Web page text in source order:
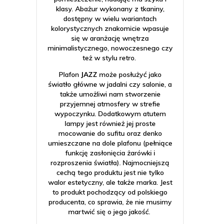
klasy. Abażur wykonany z tkaniny,
dostępny w wielu wariantach
kolorystycznych znakomicie wpasuje
się w aranżację wnętrza
minimalistycznego, nowoczesnego czy
też w stylu retro.
Plafon JAZZ może posłużyć jako
światło główne w jadalni czy salonie, a
także umożliwi nam stworzenie
przyjemnej atmosfery w strefie
wypoczynku. Dodatkowym atutem
lampy jest również jej proste
mocowanie do sufitu oraz denko
umieszczane na dole plafonu (pełniące
funkcję zasłonięcia żarówki i
rozproszenia światła). Najmocniejszą
cechą tego produktu jest nie tylko
walor estetyczny, ale także marka. Jest
to produkt pochodzący od polskiego
producenta, co sprawia, że nie musimy
martwić się o jego jakość.